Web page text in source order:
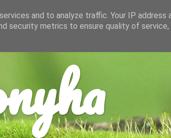
and to analyze traffic. Your IP address
security metrics to ensure quality of service,